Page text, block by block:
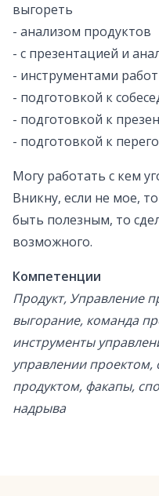
выгореть
- анализом продуктов
- с презентацией и
- инструментами
- подготовкой к
- подготовкой к
- подготовкой к
Могу работать с кем
Вникну, если не мое,
быть полезным, то
возможного.
Компетенции
Продукт, Управление
выгорание, команда
инструменты
управлении
продуктом, факапы,
надрыва